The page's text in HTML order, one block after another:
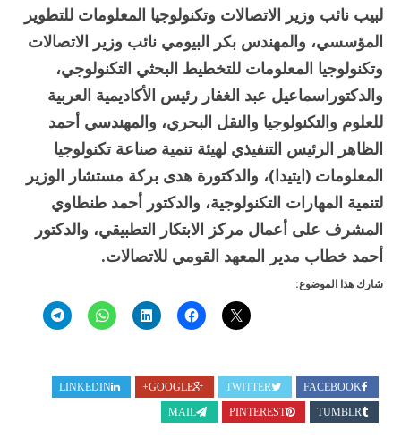
لبيب نائب وزير الاتصالات وتكنولوجيا المعلومات للتطوير
المؤسسي، والمهندس بكر البيومي نائب وزير الاتصالات
وتكنولوجيا المعلومات للتخطيط البحثي التكنولوجي،
والدكتوراسماعيل عبد الغفار رئيس الأكاديمية العربية
للعلوم والتكنولوجيا والنقل البحري، والمهندسي أحمد
الظاهر الرئيس التنفيذي لهيئة تنمية صناعة تكنولوجيا
المعلومات (ايتيدا)، والدكتورة هدى بركة مستشار الوزير
لتنمية المهارات التكنولوجية، والدكتور أحمد طنطاوي
المشرف على أعمال مركز الابتكار التطبيقي، والدكتور
أحمد خطاب مدير المعهد القومي للاتصالات.
شارك هذا الموضوع:
FACEBOOK
TWITTER
GOOGLE+
LINKEDIN
TUMBLR
PINTEREST
MAIL